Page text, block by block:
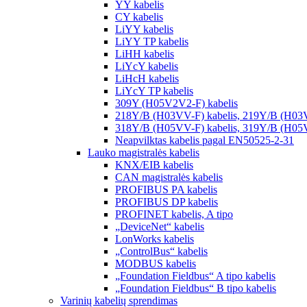
YY kabelis
CY kabelis
LiYY kabelis
LiYY TP kabelis
LiHH kabelis
LiYcY kabelis
LiHcH kabelis
LiYcY TP kabelis
309Y (H05V2V2-F) kabelis
218Y/B (H03VV-F) kabelis, 219Y/B
318Y/B (H05VV-F) kabelis, 319Y/B
Neapvilktas kabelis pagal EN50525-2-31
Lauko magistralės kabelis
KNX/EIB kabelis
CAN magistralės kabelis
PROFIBUS PA kabelis
PROFIBUS DP kabelis
PROFINET kabelis, A tipo
„DeviceNet“ kabelis
LonWorks kabelis
„ControlBus“ kabelis
MODBUS kabelis
„Foundation Fieldbus“ A tipo kabelis
„Foundation Fieldbus“ B tipo kabelis
Varinių kabelių sprendimas